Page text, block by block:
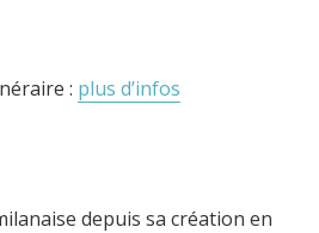
: plus d’infos
depuis sa création en